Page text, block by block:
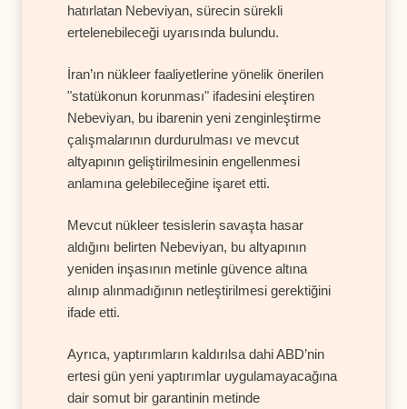
hatırlatan Nebeviyan, sürecin sürekli
ertelenebileceği uyarısında bulundu.
İran’ın nükleer faaliyetlerine yönelik önerilen
"statükonun korunması" ifadesini eleştiren
Nebeviyan, bu ibarenin yeni zenginleştirme
çalışmalarının durdurulması ve mevcut
altyapının geliştirilmesinin engellenmesi
anlamına gelebileceğine işaret etti.
Mevcut nükleer tesislerin savaşta hasar
aldığını belirten Nebeviyan, bu altyapının
yeniden inşasının metinle güvence altına
alınıp alınmadığının netleştirilmesi gerektiğini
ifade etti.
Ayrıca, yaptırımların kaldırılsa dahi ABD’nin
ertesi gün yeni yaptırımlar uygulamayacağına
dair somut bir garantinin metinde